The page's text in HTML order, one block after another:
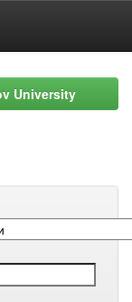
University